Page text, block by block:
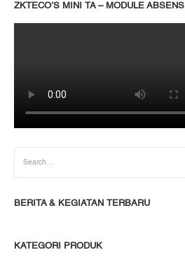
ZKTECO’S MINI TA – MODULE ABSENSI
BERITA & KEGIATAN TERBARU
KATEGORI PRODUK